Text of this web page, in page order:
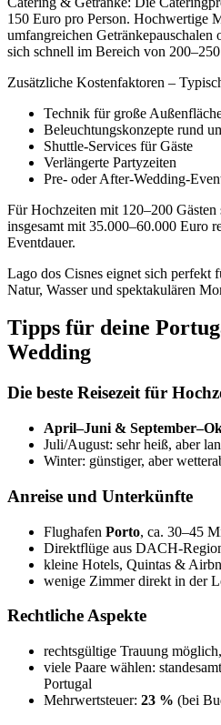
150 Euro pro Person. Hochwertige
umfangreichen
sich schnell im Bereich von
Zusätzliche Kostenfaktoren –
Technik für große
Beleuchtungskonzepte rund
Shuttle-Services für Gäste
Verlängerte Partyzeiten
Pre- oder After-Wedding-
Für Hochzeiten mit 120–200
insgesamt mit 35.000–60.000 Euro
Eventdauer.
Lago dos Cisnes eignet sich perfekt
Natur, Wasser und spektakulären
Tipps für deine
Wedding
Die beste Reisezeit für
April–Juni &
Juli/August: sehr heiß, aber
Winter: günstiger, aber
Anreise und Unterkünfte
Flughafen Porto, ca. 30–45
Direktflüge aus DACH-
kleine Hotels, Quintas &
wenige Zimmer direkt in der
Rechtliche Aspekte
rechtsgültige Trauung
viele Paare wählen:
Portugal
Mehrwertsteuer: 23 % (bei